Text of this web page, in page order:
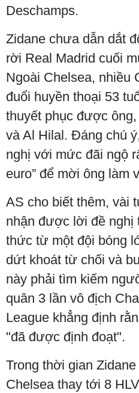
Deschamps.
Zidane chưa dẫn dắt
rời Real Madrid cuối
Ngoài Chelsea, nhiều
đuổi huyền thoại 53
thuyết phục được
và Al Hilal. Đáng chú
nghị với mức đãi ngộ
euro” để mời ông làm
AS cho biết thêm, vài
nhận được lời đề nghị
thức từ một đội bóng
dứt khoát từ chối và
này phải tìm kiếm
quân 3 lần vô địch
League khẳng định
"đã được định đoạt".
Trong thời gian
Chelsea thay tới 8